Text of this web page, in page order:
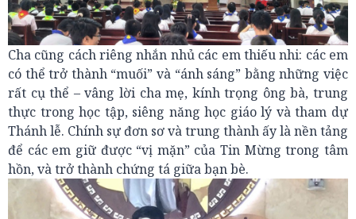
Cha cũng cách riêng nhắn nhủ các em thiếu nhi: các em
có thể trở thành “muối” và “ánh sáng” bằng những việc
rất cụ thể – vâng lời cha mẹ, kính trọng ông bà, trung
thực trong học tập, siêng năng học giáo lý và tham dự
Thánh lễ. Chính sự đơn sơ và trung thành ấy là nền tảng
để các em giữ được “vị mặn” của Tin Mừng trong tâm
hồn, và trở thành chứng tá giữa bạn bè.